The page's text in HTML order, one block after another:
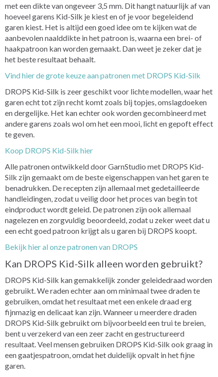
met een dikte van ongeveer 3,5 mm. Dit hangt natuurlijk af van
hoeveel garens Kid-Silk je kiest en of je voor begeleidend
garen kiest. Het is altijd een goed idee om te kijken wat de
aanbevolen naalddikte in het patroon is, waarna een brei- of
haakpatroon kan worden gemaakt. Dan weet je zeker dat je
het beste resultaat behaalt.
Vind hier de grote keuze aan patronen met DROPS Kid-Silk
DROPS Kid-Silk is zeer geschikt voor lichte modellen, waar het
garen echt tot zijn recht komt zoals bij topjes, omslagdoeken
en dergelijke. Het kan echter ook worden gecombineerd met
andere garens zoals wol om het een mooi, licht en gepoft effect
te geven.
Koop DROPS Kid-Silk hier
Alle patronen ontwikkeld door GarnStudio met DROPS Kid-
Silk zijn gemaakt om de beste eigenschappen van het garen te
benadrukken. De recepten zijn allemaal met gedetailleerde
handleidingen, zodat u veilig door het proces van begin tot
eindproduct wordt geleid. De patronen zijn ook allemaal
nagelezen en zorgvuldig beoordeeld, zodat u zeker weet dat u
een echt goed patroon krijgt als u garen bij DROPS koopt.
Bekijk hier al onze patronen van DROPS
Kan DROPS Kid-Silk alleen worden gebruikt?
DROPS Kid-Silk kan gemakkelijk zonder geleidedraad worden
gebruikt. We raden echter aan om minimaal twee draden te
gebruiken, omdat het resultaat met een enkele draad erg
fijnmazig en delicaat kan zijn. Wanneer u meerdere draden
DROPS Kid-Silk gebruikt om bijvoorbeeld een trui te breien,
bent u verzekerd van een zeer zacht en gestructureerd
resultaat. Veel mensen gebruiken DROPS Kid-Silk ook graag in
een gaatjespatroon, omdat het duidelijk opvalt in het fijne
garen.